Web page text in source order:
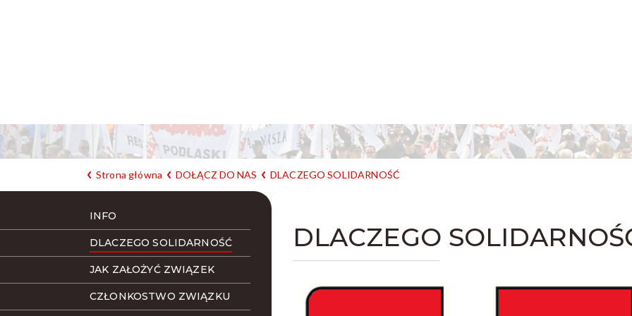
Strona główna DOŁĄCZ DO NAS DLACZEGO SOLIDARNOŚĆ
INFO
DLACZEGO SOLIDARNOŚĆ
JAK ZAŁOŻYĆ ZWIĄZEK
CZŁONKOSTWO ZWIĄZKU
DLACZEGO